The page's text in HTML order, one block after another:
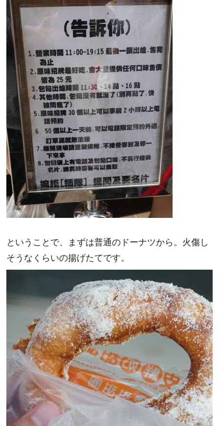
ということで、まずは普通のドーナツから。火傷し
そうなくらいの揚げたてです。